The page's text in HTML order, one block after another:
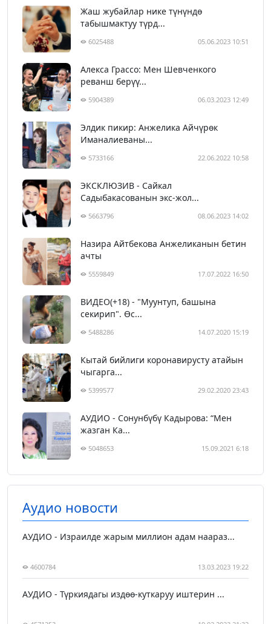
Жаш жубайлар нике түнүндө
табышмактуу түрд...
6025488 05.06.2023 10:51
Алекса Грассо: Мен Шевченкого
реванш берүү...
5904389 06.03.2023 12:49
Элдик пикир: Анжелика Айчүрөк
Иманалиеваны...
5733166 22.06.2022 10:58
ЭКСКЛЮЗИВ - Сайкал
Садыбакасованын экс-жол...
5663796 08.06.2023 14:02
Назира Айтбекова Анжеликанын бетин
ачты
5559849 17.07.2022 16:50
ВИДЕО(+18) - "Муунтуп, башына
секирип". Өс...
5488286 14.07.2020 15:19
Кытай бийлиги коронавирусту атайын
чыгарга...
5399577 29.02.2020 23:43
АУДИО - Сонунбүбү Кадырова: “Мен
жазган Ка...
5048653 15.09.2021 6:18
Аудио новости
АУДИО - Израилде жарым миллион адам наараз...
4600784 13.03.2023 19:22
АУДИО - Түркиядагы издөө-куткаруу иштерин ...